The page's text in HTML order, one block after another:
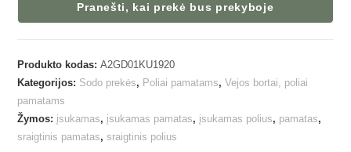
Pranešti, kai prekė bus prekyboje
Produkto kodas:A2GD01KU1920
Kategorijos: Sodo prekės, Poliai pamatams,Vejos bortai, poliai
pamatams
Žymos: įsukamas, įsukamas pamatas, įsukamas polius, pamatas,
sraigtinis pamatas,sraigtinis polius